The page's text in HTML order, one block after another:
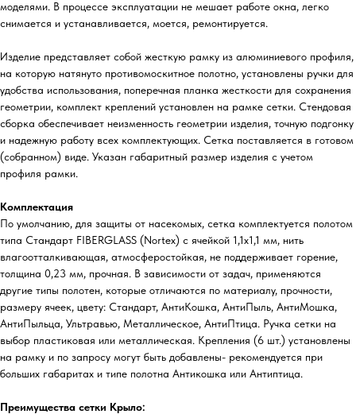
моделями. В процессе эксплуатации не мешает работе окна, легко
снимается и устанавливается, моется, ремонтируется.
Изделие представляет собой жесткую рамку из алюминиевого профиля,
на которую натянуто противомоскитное полотно, установлены ручки для
удобства использования, поперечная планка жесткости для сохранения
геометрии, комплект креплений установлен на рамке сетки. Стендовая
сборка обеспечивает неизменность геометрии изделия, точную подгонку
и надежную работу всех комплектующих. Сетка поставляется в готовом
(собранном) виде. Указан габаритный размер изделия с учетом
профиля рамки.
Комплектация
По умолчанию, для защиты от насекомых, сетка комплектуется полотом
типа Стандарт FIBERGLASS (Nortex) с ячейкой 1,1х1,1 мм, нить
влагоотталкивающая, атмосферостойкая, не поддерживает горение,
толщина 0,23 мм, прочная. В зависимости от задач, применяются
другие типы полотен, которые отличаются по материалу, прочности,
размеру ячеек, цвету: Стандарт, АнтиКошка, АнтиПыль, АнтиМошка,
АнтиПыльца, Ультравью, Металлическое, АнтиПтица. Ручка сетки на
выбор пластиковая или металлическая. Крепления (6 шт.) установлены
на рамку и по запросу могут быть добавлены- рекомендуется при
больших габаритах и типе полотна Антикошка или Антиптица.
Преимущества сетки Крыло: